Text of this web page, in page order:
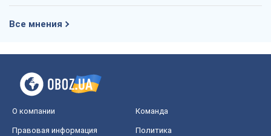
Все мнения
О компании Команда
Правовая информация
Политика